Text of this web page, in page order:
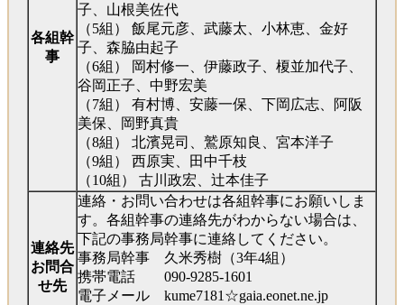
各組幹
事
子、山根美佐代
（5組） 飯尾元彦、武藤太、小林恵、金好
子、森脇由起子
（6組） 岡村修一、伊藤政子、榎並加代子、
谷岡正子、中野宏美
（7組） 有村博、安藤一保、下岡広志、阿阪
美保、岡野真貴
（8組） 北濱晃司、鷲原知良、宮本洋子
（9組） 西原実、田中千枝
（10組） 古川政宏、辻本佳子
連絡先
お問合
せ先
連絡・お問い合わせは各組幹事にお願いしま
す。各組幹事の連絡先がわからない場合は、
下記の事務局幹事に連絡してください。
事務局幹事 久米秀樹（3年4組）
携帯電話 090-9285-1601
電子メール kume7181☆gaia.eonet.ne.jp